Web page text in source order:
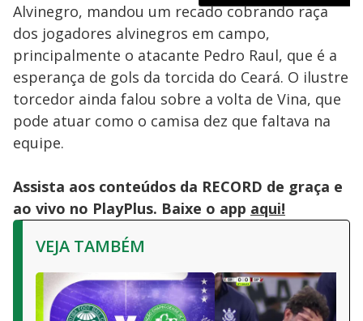
Alvinegro, mandou um recado cobrando raça
dos jogadores alvinegros em campo,
principalmente o atacante Pedro Raul, que é a
esperança de gols da torcida do Ceará. O ilustre
torcedor ainda falou sobre a volta de Vina, que
pode atuar como o camisa dez que faltava na
equipe.
Assista aos conteúdos da RECORD de graça e
ao vivo no PlayPlus. Baixe o app aqui!
VEJA TAMBÉM